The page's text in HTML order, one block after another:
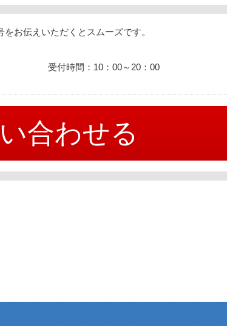
お伝えいただくとスムーズです。
受付時間：10：00～20：00
合わせる